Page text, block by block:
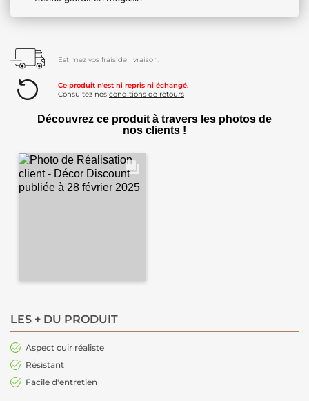
Estimez vos frais de livraison.
Ce produit n'est ni repris ni échangé.
Consultez nos conditions de retours
Découvrez ce produit à travers les photos de
nos clients !
LES + DU PRODUIT
Aspect cuir réaliste
Résistant
Facile d'entretien